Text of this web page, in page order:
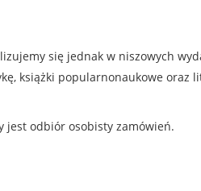
się jednak w niszowych
książki popularnonaukowe oraz
jest odbiór osobisty zamówień.